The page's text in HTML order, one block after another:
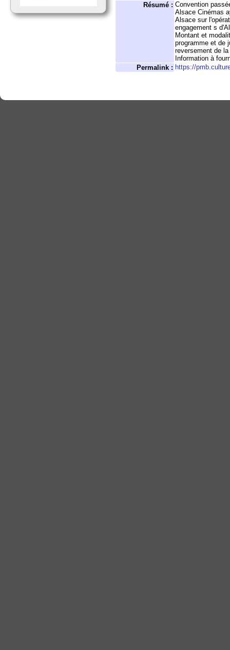
Résumé : Convention
Alsace Cinémas
Alsace sur
engagement s
Montant et
programme et de
reversement de
Information à
Permalink : https://